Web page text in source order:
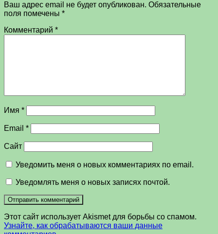
Ваш адрес email не будет опубликован. Обязательные
поля помечены *
Комментарий *
Имя *
Email *
Сайт
Уведомить меня о новых комментариях по email.
Уведомлять меня о новых записях почтой.
Этот сайт использует Akismet для борьбы со спамом.
Узнайте, как обрабатываются ваши данные